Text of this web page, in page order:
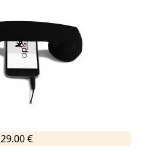
29.00 €